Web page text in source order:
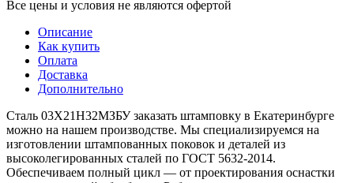
Все цены и условия не являются офертой
Описание
Как купить
Оплата
Доставка
Дополнительно
Сталь 03X21Н32МЗБУ заказать штамповку в Екатеринбурге
можно на нашем производстве. Мы специализируемся на
изготовлении штампованных поковок и деталей из
высоколегированных сталей по ГОСТ 5632-2014.
Обеспечиваем полный цикл — от проектирования оснастки